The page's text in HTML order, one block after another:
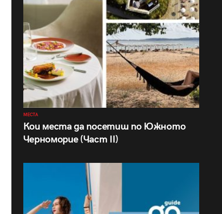
МЕСТА
Кои места да посетиш по Южното
Черноморие (Част II)